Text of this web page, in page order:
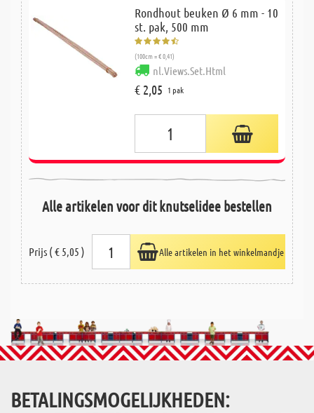
Rondhout beuken Ø 6 mm - 10
st. pak, 500 mm
(100cm = € 0,41)
nl.Views.Set.Html
€ 2,05 1 pak
Alle artikelen voor dit knutselidee bestellen
Prijs ( € 5,05 ) Alle artikelen in het winkelmandje
BETALINGSMOGELIJKHEDEN: